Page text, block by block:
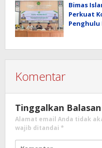
Bimas
Perkuat
Penghulu
Komentar
Tinggalkan Balasan
Alamat email Anda tidak
wajib ditandai *